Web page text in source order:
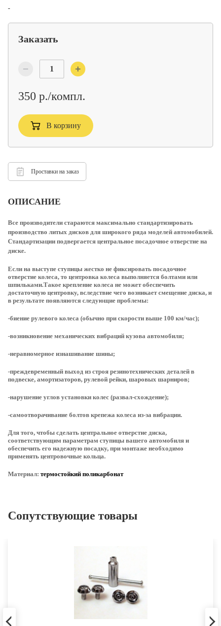
-
Заказать
350 р./компл.
В корзину
Проставки на заказ
ОПИСАНИЕ
Все производители стараются максимально стандартизировать
производство литых дисков для широкого ряда моделей автомобилей.
Стандартизации подвергается центральное посадочное отверстие на
диске.
Если на выступе ступицы жестко не фиксировать посадочное
отверстие колеса, то центровка колеса выполняется болтами или
шпильками.Такое крепление колеса не может обеспечить
достаточную центровку, вследствие чего возникает смещение диска, и
в результате появляются следующие проблемы:
-биение рулевого колеса (обычно при скорости выше 100 км/час);
-возникновение механических вибраций кузова автомобиля;
-неравномерное изнашивание шины;
-преждевременный выход из строя резинотехнических деталей в
подвеске, амортизаторов, рулевой рейки, шаровых шарниров;
-нарушение углов установки колес (развал-схождение);
-самоотворачивание болтов крепежа колеса из-за вибрации.
Для того, чтобы сделать центральное отверстие диска,
соответствующим параметрам ступицы вашего автомобиля и
обеспечить его надежную посадку, при монтаже необходимо
применять центровочные кольца.
Материал: термостойкий поликарбонат
Сопутствующие товары